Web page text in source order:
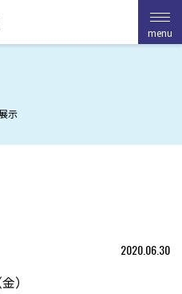
示
2020.06.30
）
menu
menu